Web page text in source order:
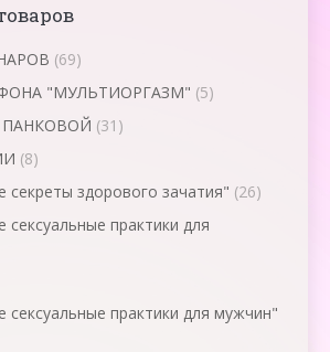
(69)
"МУЛЬТИОРГАЗМ" (5)
(31)
(8)
секреты здорового зачатия" (26)
сексуальные практики для
сексуальные практики для мужчин"